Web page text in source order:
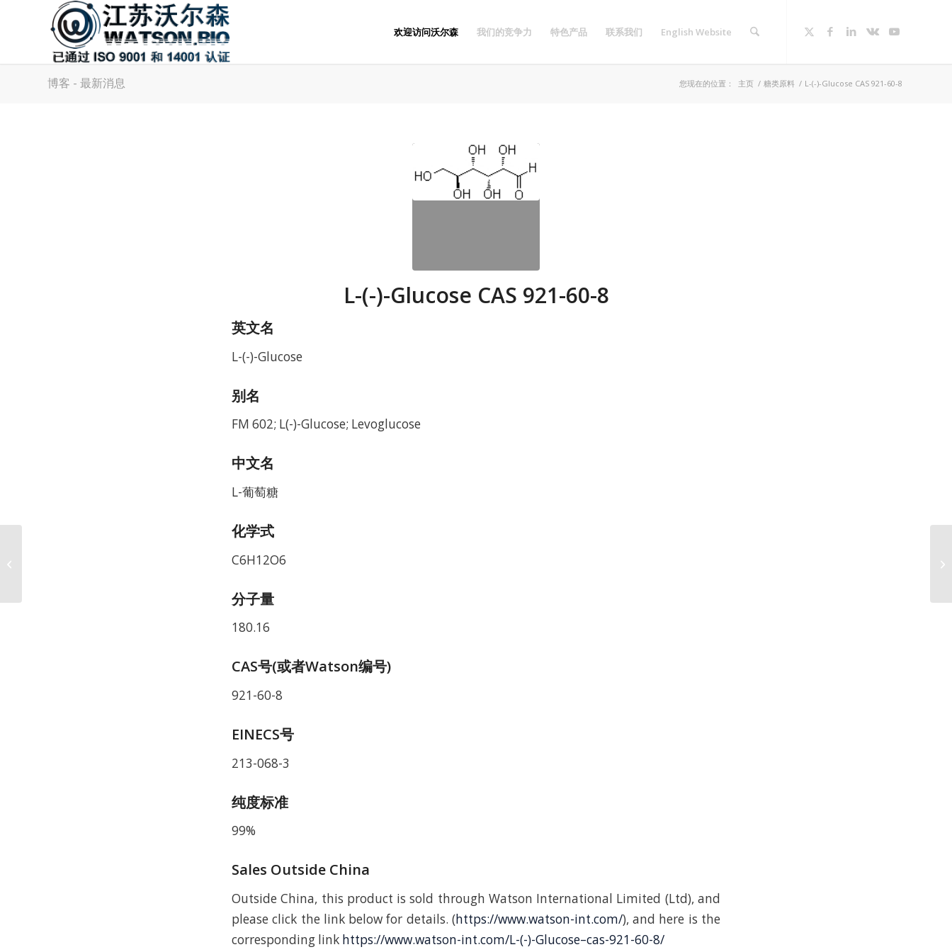
欢迎访问沃尔森 我们的竞争力 特色产品 联系我们 English Website
博客 - 最新消息 您现在的位置： 主页 / 糖类原料 / L-(-)-Glucose CAS 921-60-8
L-(-)-Glucose CAS 921-60-8
英文名
L-(-)-Glucose
别名
FM 602; L(-)-Glucose; Levoglucose
中文名
L-葡萄糖
化学式
C6H12O6
分子量
180.16
CAS号(或者Watson编号)
921-60-8
EINECS号
213-068-3
纯度标准
99%
Sales Outside China
Outside China, this product is sold through Watson International Limited (Ltd), and
please click the link below for details. (https://www.watson-int.com/), and here is the
corresponding link https://www.watson-int.com/L-(-)-Glucose–cas-921-60-8/